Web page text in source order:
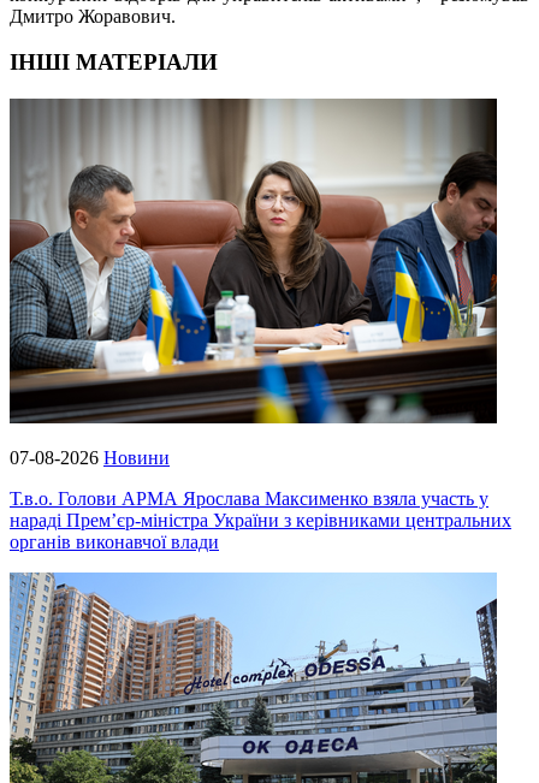
Дмитро Жоравович.
ІНШІ МАТЕРІАЛИ
07-08-2026 Новини
Т.в.о. Голови АРМА Ярослава Максименко взяла участь у
нараді Прем’єр-міністра України з керівниками центральних
органів виконавчої влади